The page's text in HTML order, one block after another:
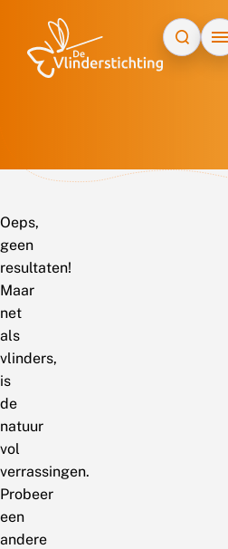
Oeps,
geen
resultaten!
Maar
net
als
vlinders,
is
de
natuur
vol
verrassingen.
Probeer
een
andere